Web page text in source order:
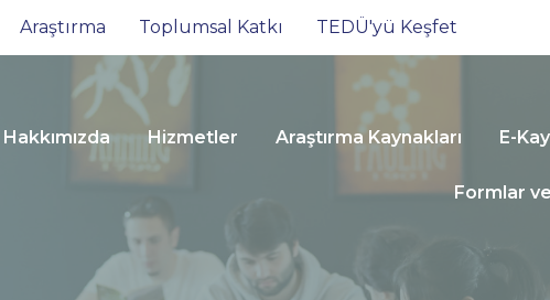
Araştırma Toplumsal Katkı TEDÜ'yü Keşfet
Hakkımızda Hizmetler Araştırma Kaynakları E-
Formlar